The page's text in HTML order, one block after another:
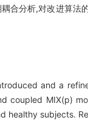
合分析,对改进算法
and a
coupled MIX(p)
healthy subjects.